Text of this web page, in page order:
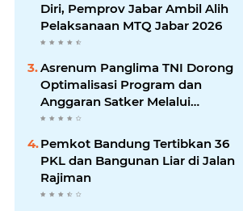
Diri, Pemprov Jabar Ambil Alih
Pelaksanaan MTQ Jabar 2026
Asrenum Panglima TNI Dorong
Optimalisasi Program dan
Anggaran Satker Melalui
Evaluasi Kinerja
Pemkot Bandung Tertibkan 36
PKL dan Bangunan Liar di Jalan
Rajiman